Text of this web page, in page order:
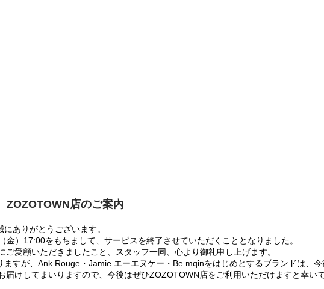
ZOZOTOWN店のご案内
ありがとうございます。
金）17:00をもちまして、サービスを終了させていただくこととなりました。
愛顧いただきましたこと、スタッフ一同、心より御礼申し上げます。
すが、Ank Rouge・Jamie エーエヌケー・Be mqinをはじめとするブランドは、
届けしてまいりますので、今後はぜひZOZOTOWN店をご利用いただけますと幸いで